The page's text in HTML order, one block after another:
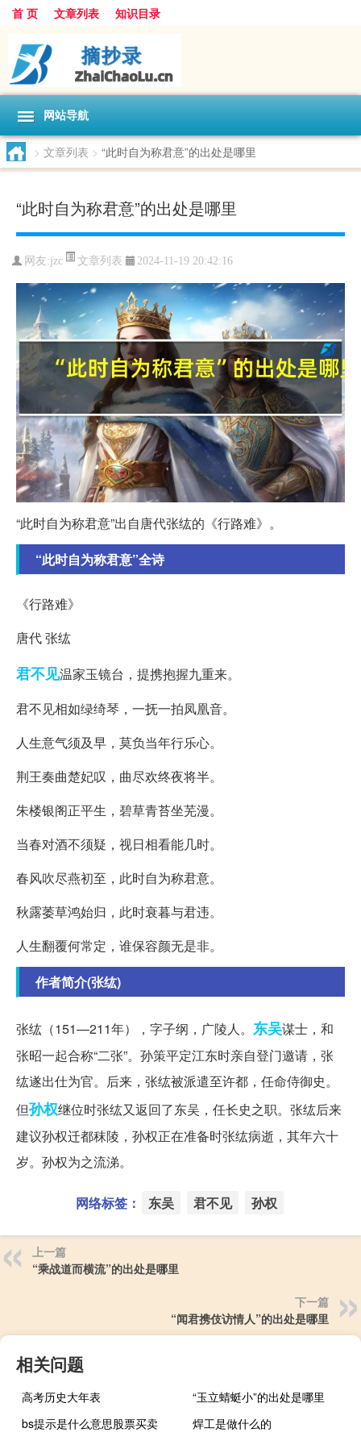
首 页 文章列表 知识目录
网站导航
> 文章列表 > “此时自为称君意”的出处是哪里
“此时自为称君意”的出处是哪里
网友:jzc 文章列表 2024-11-19 20:42:16
“此时自为称君意”出自唐代张纮的《行路难》。
“此时自为称君意”全诗
《行路难》
唐代 张纮
君不见温家玉镜台，提携抱握九重来。
君不见相如绿绮琴，一抚一拍凤凰音。
人生意气须及早，莫负当年行乐心。
荆王奏曲楚妃叹，曲尽欢终夜将半。
朱楼银阁正平生，碧草青苔坐芜漫。
当春对酒不须疑，视日相看能几时。
春风吹尽燕初至，此时自为称君意。
秋露萎草鸿始归，此时衰暮与君违。
人生翻覆何常定，谁保容颜无是非。
作者简介(张纮)
张纮（151—211年），字子纲，广陵人。 东吴谋士，和
张昭一起合称“二张”。孙策平定江东时亲自登门邀请，张
纮遂出仕为官。后来，张纮被派遣至许都，任命侍御史。
但孙权继位时张纮又返回了东吴，任长史之职。张纮后来
建议孙权迁都秣陵，孙权正在准备时张纮病逝，其年六十
岁。孙权为之流涕。
网络标签： 东吴 君不见 孙权
上一篇
“乘战道而横流”的出处是哪里
下一篇
“闻君携伎访情人”的出处是哪里
相关问题
高考历史大年表
“玉立蜻蜓小”的出处是哪里
bs提示是什么意思股票买卖
焊工是做什么的